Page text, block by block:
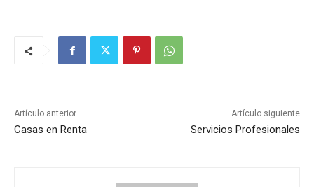
Artículo anterior
Casas en Renta
Artículo siguiente
Servicios Profesionales